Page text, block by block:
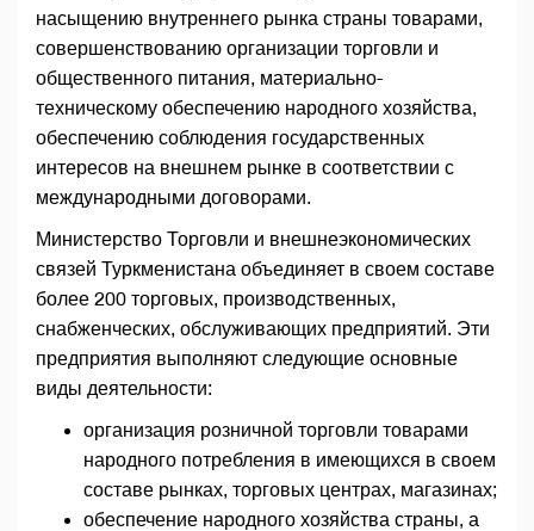
насыщению внутреннего рынка страны товарами,
совершенствованию организации торговли и
общественного питания, материально-
техническому обеспечению народного хозяйства,
обеспечению соблюдения государственных
интересов на внешнем рынке в соответствии с
международными договорами.
Министерство Торговли и внешнеэкономических
связей Туркменистана объединяет в своем составе
более 200 торговых, производственных,
снабженческих, обслуживающих предприятий. Эти
предприятия выполняют следующие основные
виды деятельности:
организация розничной торговли товарами
народного потребления в имеющихся в своем
составе рынках, торговых центрах, магазинах;
обеспечение народного хозяйства страны, а